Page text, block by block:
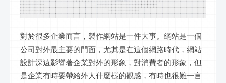
對於很多企業而言，製作網站是一件大事。網站是一個
公司對外最主要的門面，尤其是在這個網路時代，網站
設計深遠影響著企業對外的形象，對消費者的形象，但
是企業有時要帶給外人什麼樣的觀感，有時也很難一言